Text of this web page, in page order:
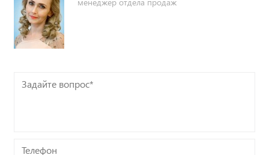
менеджер отдела продаж
Задайте
Телефон